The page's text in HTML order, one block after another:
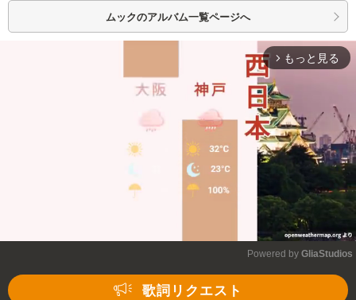
ムックのアルバム一覧ページへ
arrow_forward_ios もっと見る
Powered by GliaStudios
歌詞リクエスト